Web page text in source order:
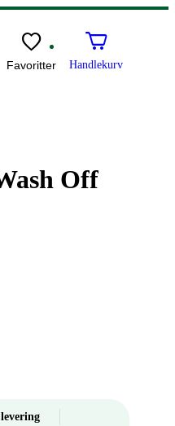
Favoritter Handlekurv
Off